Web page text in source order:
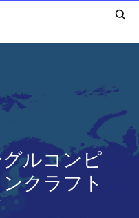
ルコンピ
クラフト